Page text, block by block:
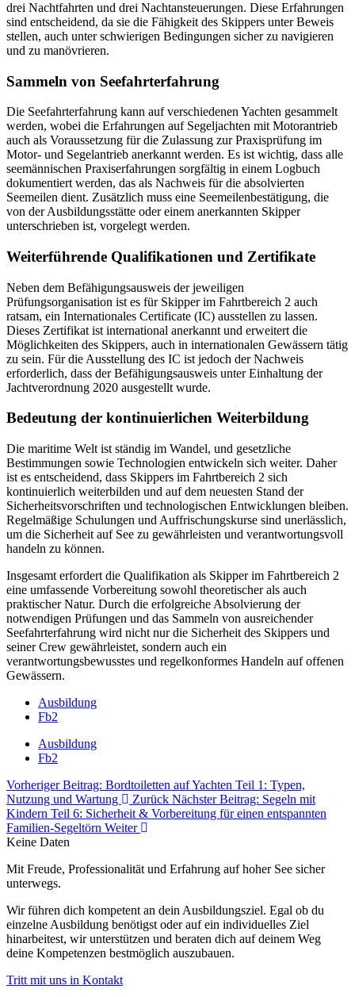
drei Nachtfahrten und drei Nachtansteuerungen. Diese Erfahrungen
sind entscheidend, da sie die Fähigkeit des Skippers unter Beweis
stellen, auch unter schwierigen Bedingungen sicher zu navigieren
und zu manövrieren.
Sammeln von Seefahrterfahrung
Die Seefahrterfahrung kann auf verschiedenen Yachten gesammelt
werden, wobei die Erfahrungen auf Segeljachten mit Motorantrieb
auch als Voraussetzung für die Zulassung zur Praxisprüfung im
Motor- und Segelantrieb anerkannt werden. Es ist wichtig, dass alle
seemännischen Praxiserfahrungen sorgfältig in einem Logbuch
dokumentiert werden, das als Nachweis für die absolvierten
Seemeilen dient. Zusätzlich muss eine Seemeilenbestätigung, die
von der Ausbildungsstätte oder einem anerkannten Skipper
unterschrieben ist, vorgelegt werden.
Weiterführende Qualifikationen und Zertifikate
Neben dem Befähigungsausweis der jeweiligen
Prüfungsorganisation ist es für Skipper im Fahrtbereich 2 auch
ratsam, ein Internationales Certificate (IC) ausstellen zu lassen.
Dieses Zertifikat ist international anerkannt und erweitert die
Möglichkeiten des Skippers, auch in internationalen Gewässern tätig
zu sein. Für die Ausstellung des IC ist jedoch der Nachweis
erforderlich, dass der Befähigungsausweis unter Einhaltung der
Jachtverordnung 2020 ausgestellt wurde.
Bedeutung der kontinuierlichen Weiterbildung
Die maritime Welt ist ständig im Wandel, und gesetzliche
Bestimmungen sowie Technologien entwickeln sich weiter. Daher
ist es entscheidend, dass Skippers im Fahrtbereich 2 sich
kontinuierlich weiterbilden und auf dem neuesten Stand der
Sicherheitsvorschriften und technologischen Entwicklungen bleiben.
Regelmäßige Schulungen und Auffrischungskurse sind unerlässlich,
um die Sicherheit auf See zu gewährleisten und verantwortungsvoll
handeln zu können.
Insgesamt erfordert die Qualifikation als Skipper im Fahrtbereich 2
eine umfassende Vorbereitung sowohl theoretischer als auch
praktischer Natur. Durch die erfolgreiche Absolvierung der
notwendigen Prüfungen und das Sammeln von ausreichender
Seefahrterfahrung wird nicht nur die Sicherheit des Skippers und
seiner Crew gewährleistet, sondern auch ein
verantwortungsbewusstes und regelkonformes Handeln auf offenen
Gewässern.
Ausbildung
Fb2
Ausbildung
Fb2
Vorheriger Beitrag: Bordtoiletten auf Yachten Teil 1: Typen,
Nutzung und Wartung
Zurück Nächster Beitrag: Segeln mit
Kindern Teil 6: Sicherheit & Vorbereitung für einen entspannten
Familien-Segeltörn Weiter
Keine Daten
Mit Freude, Professionalität und Erfahrung auf hoher See sicher
unterwegs.
Wir führen dich kompetent an dein Ausbildungsziel. Egal ob du
einzelne Ausbildung benötigst oder auf ein individuelles Ziel
hinarbeitest, wir unterstützen und beraten dich auf deinem Weg
deine Kompetenzen bestmöglich auszubauen.
Tritt mit uns in Kontakt